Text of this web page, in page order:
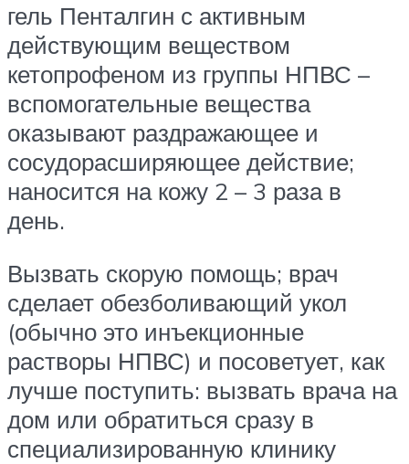
гель Пенталгин с активным
действующим веществом
кетопрофеном из группы НПВС –
вспомогательные вещества
оказывают раздражающее и
сосудорасширяющее действие;
наносится на кожу 2 – 3 раза в
день.
Вызвать скорую помощь; врач
сделает обезболивающий укол
(обычно это инъекционные
растворы НПВС) и посоветует, как
лучше поступить: вызвать врача на
дом или обратиться сразу в
специализированную клинику